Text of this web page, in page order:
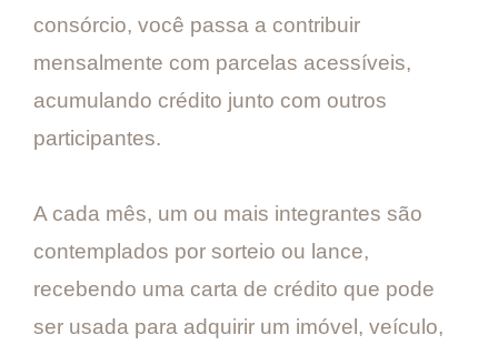
consórcio, você passa a contribuir
mensalmente com parcelas acessíveis,
acumulando crédito junto com outros
participantes.
A cada mês, um ou mais integrantes são
contemplados por sorteio ou lance,
recebendo uma carta de crédito que pode
ser usada para adquirir um imóvel, veículo,